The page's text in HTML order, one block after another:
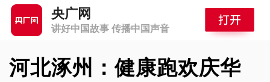
央广网
讲好中国故事 传播中国声音
河北涿州：健康跑欢庆华